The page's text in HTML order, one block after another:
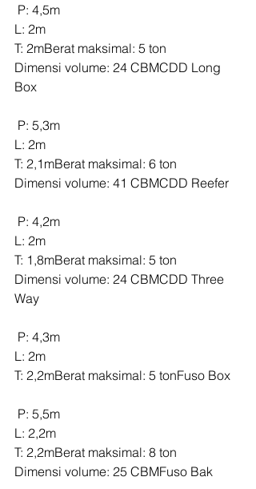
P: 4,5m
L: 2m
T: 2mBerat maksimal: 5 ton
Dimensi volume: 24 CBMCDD Long
Box
P: 5,3m
L: 2m
T: 2,1mBerat maksimal: 6 ton
Dimensi volume: 41 CBMCDD Reefer
P: 4,2m
L: 2m
T: 1,8mBerat maksimal: 5 ton
Dimensi volume: 24 CBMCDD Three
Way
P: 4,3m
L: 2m
T: 2,2mBerat maksimal: 5 tonFuso Box
P: 5,5m
L: 2,2m
T: 2,2mBerat maksimal: 8 ton
Dimensi volume: 25 CBMFuso Bak